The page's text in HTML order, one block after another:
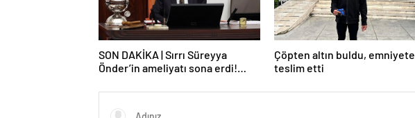
SON DAKİKA | Sırrı Süreyya
Önder’in ameliyatı sona erdi!
altına alındı
Çöpten altın buldu, emniyete
teslim etti